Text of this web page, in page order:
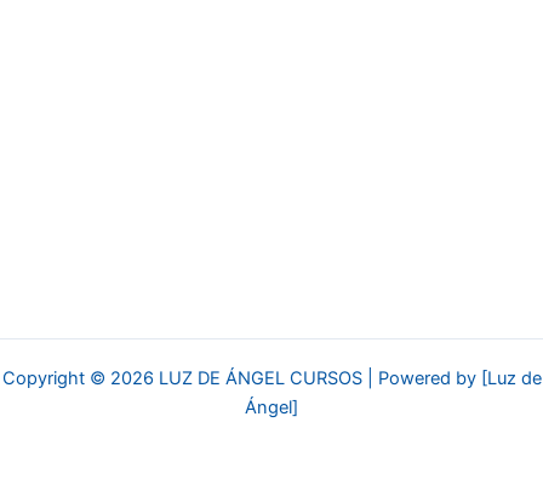
Copyright © 2026 LUZ DE ÁNGEL CURSOS | Powered by [Luz de
Ángel]